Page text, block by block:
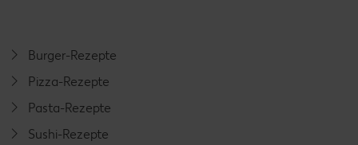
Burger-Rezepte
Pizza-Rezepte
Pasta-Rezepte
Sushi-Rezepte